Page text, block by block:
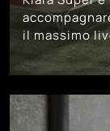
il massimo